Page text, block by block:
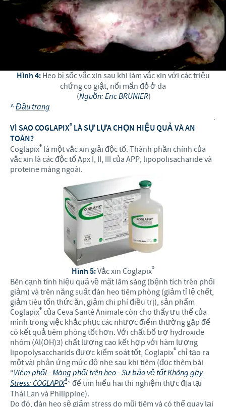
Hình 4:Heo bị sốc vắc xin sau khi làm vắc xin với các triệu
chứng co giật, nổi mẩn đỏ ở da
(Nguồn: Eric BRUNIER)
^Đầu trang
.
VÌ SAO COGLAPIX® LÀ SỰ LỰA CHỌN HIỆU QUẢ VÀ AN
TOÀN?
Coglapix® là một vắc xin giải độc tố. Thành phần chính của
vắc xin là các độc tố Apx I, II, III của APP, lipopolisacharide và
proteine màng ngoài.
Hình 5:Vắc xin Coglapix®
Bên cạnh tính hiệu quả về mặt lâm sàng (bệnh tích trên phổi
giảm) và trên năng suất đàn heo tiêm phòng (giảm tỉ lệ chết,
giảm tiêu tốn thức ăn, giảm chi phí điều trị), sản phẩm
Coglapix® của Ceva Santé Animale còn cho thấy ưu thế của
mình trong việc khắc phục các nhược điểm thường gặp để
có kết quả tiêm phòng tốt hơn. Với chất bổ trợ hydroxide
nhôm (Al(OH)3) chất lượng cao kết hợp với hàm lượng
lipopolysaccharids được kiểm soát tốt, Coglapix® chỉ tạo ra
một vài phản ứng mức độ nhẹ sau khi tiêm (đọc thêm bài
“Viêm phổi - Màng phổi trên heo - Sự bảo vệ tốt Không gây
Stress: COGLAPIX®” để tìm hiểu hai thí nghiệm thực địa tại
Thái Lan và Philippine).
Do đó, đàn heo sẽ giảm stress do mũi tiêm và có thể quay lại